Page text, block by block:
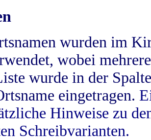
wurden im
wobei
wurde in der
eingetragen.
Hinweise zu
Schreibvarianten.